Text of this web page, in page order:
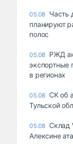
05.08 Часть
планируют
полос
05.08 РЖД
экспортные
в регионах
05.08 СК об
Тульской
05.08 Склад
Алексине